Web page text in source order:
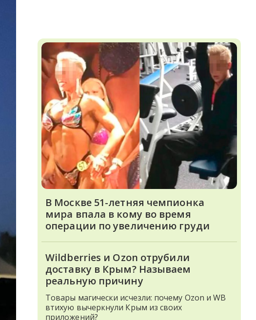
В Москве 51-летняя чемпионка
мира впала в кому во время
операции по увеличению груди
Wildberries и Ozon отрубили
доставку в Крым? Называем
реальную причину
Товары магически исчезли: почему Ozon и WB
втихую вычеркнули Крым из своих
приложений?